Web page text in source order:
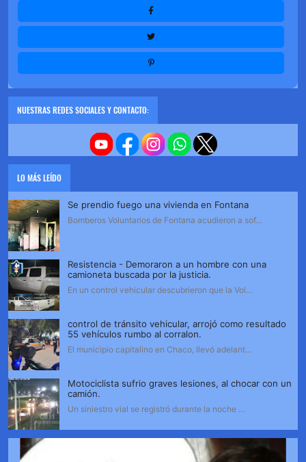
NUESTRAS REDES SOCIALES Y CONTACTO:
LO MÁS LEÍDO
Se prendio fuego una vivienda en Fontana
Bomberos Voluntarios de Fontana acudieron a sof…
Resistencia - Demoraron a un hombre con una
camioneta buscada por la justicia.
En un control vehicular descubrieron que la Vol…
control de tránsito vehicular, arrojó como resultado
55 vehículos rumbo al corralon.
El municipio capitalino en Chaco, llevó adelant…
Motociclista sufrio graves lesiones, al chocar con un
camión.
Un siniestro vial se registró durante la noche …